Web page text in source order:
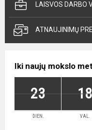
LAISVOS DARBO
ATNAUJINIMŲ
Iki naujų mokslo
23 18
DIEN. VAL.